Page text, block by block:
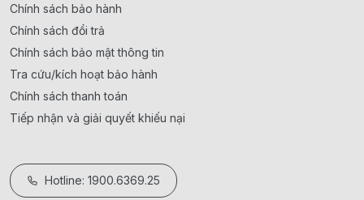
Chính sách bảo hành
Chính sách đổi trả
Chính sách bảo mật thông tin
Tra cứu/kích hoạt bảo hành
Chính sách thanh toán
Tiếp nhận và giải quyết khiếu nại
Hotline: 1900.6369.25